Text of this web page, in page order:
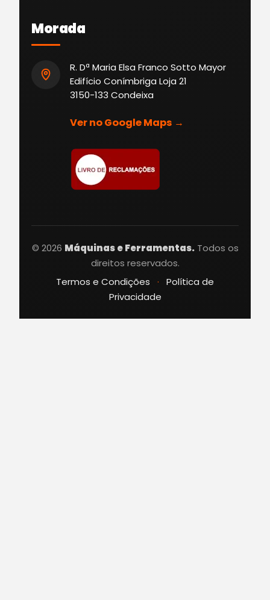
Morada
R. Dª Maria Elsa Franco Sotto Mayor
Edifício Conímbriga Loja 21
3150-133 Condeixa
Ver no Google Maps →
© 2026 Máquinas e Ferramentas.Todos os
direitos reservados.
Termos e Condições
·
Política de
Privacidade